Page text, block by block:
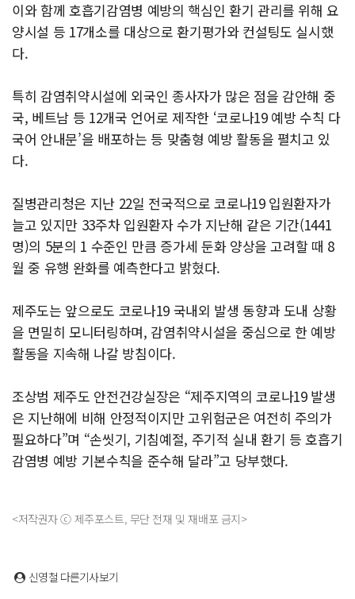
이와 함께 호흡기감염병 예방의 핵심인 환기 관리를 위해 요
양시설 등 17개소를 대상으로 환기평가와 컨설팅도 실시했
다.
특히 감염취약시설에 외국인 종사자가 많은 점을 감안해 중
국, 베트남 등 12개국 언어로 제작한 ‘코로나19 예방 수칙 다
국어 안내문’을 배포하는 등 맞춤형 예방 활동을 펼치고 있
다.
질병관리청은 지난 22일 전국적으로 코로나19 입원환자가
늘고 있지만 33주차 입원환자 수가 지난해 같은 기간(1441
명)의 5분의 1 수준인 만큼 증가세 둔화 양상을 고려할 때 8
월 중 유행 완화를 예측한다고 밝혔다.
제주도는 앞으로도 코로나19 국내외 발생 동향과 도내 상황
을 면밀히 모니터링하며, 감염취약시설을 중심으로 한 예방
활동을 지속해 나갈 방침이다.
조상범 제주도 안전건강실장은 “제주지역의 코로나19 발생
은 지난해에 비해 안정적이지만 고위험군은 여전히 주의가
필요하다”며 “손씻기, 기침예절, 주기적 실내 환기 등 호흡기
감염병 예방 기본수칙을 준수해 달라”고 당부했다.
<저작권자 ⓒ 제주포스트, 무단 전재 및 재배포 금지>
신영철 다른기사보기